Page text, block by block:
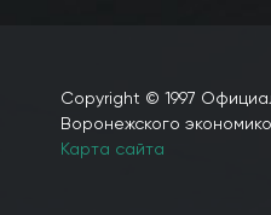
Copyright © 1997
Воронежского
Карта сайта